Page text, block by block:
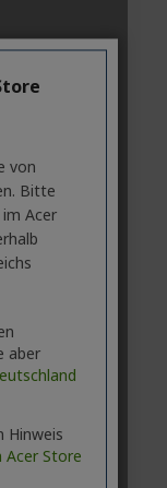
von
Bitte
Acer
aber
Hinweis
Acer Store